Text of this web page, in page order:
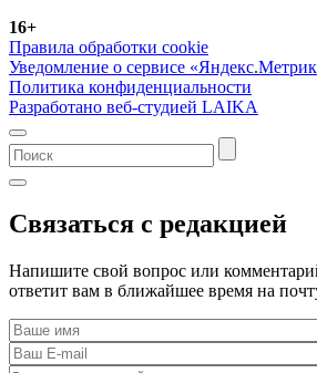
16+
Правила обработки cookie
Уведомление о сервисе
Политика конфиденциальности
Разработано веб-студией LAIKA
Связаться с редакцией
Напишите свой вопрос или
ответит вам в ближайшее время на